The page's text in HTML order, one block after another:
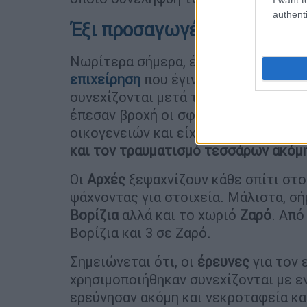
Έξι προσαγωγές μετά από
Νωρίτερα σήμερα, έγιναν έξι
επιχείρηση που έγινε το πρωί της
συνεχίζονται μετά την αιματηρή
έπεσαν βροχή οι σφαίρες στη
οικογενειών και είχε ως αποτέλεσμα
και τον τραυματισμό τεσσάρων
Οι Αρχές ξεψαχνίζουν κάθε σπίτι
ψάχνοντας για στοιχεία. Μάλιστα,
Βορίζιααλλά και το χωριό Ζαρό. Από
Βορίζια και 3 σε Ζαρό.
Σημειώνεται ότι, οι έρευνες για τον
χρησιμοποιήθηκαν συνεχίζονται με
ερεύνησαν ακόμη και νεκροταφεία